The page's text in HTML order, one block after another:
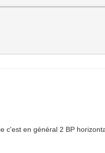
c'est en général 2 BP